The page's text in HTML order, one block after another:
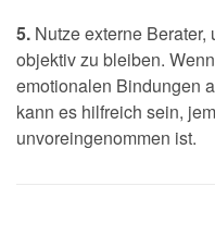
5. Nutze externe
objektiv zu bleiben.
emotionalen Bindungen
kann es hilfreich sein,
unvoreingenommen ist.